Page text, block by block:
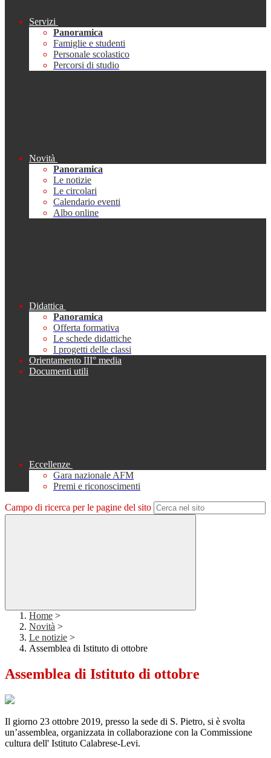
Servizi
Panoramica
Famiglie e studenti
Personale scolastico
Percorsi di studio
Novità
Panoramica
Le notizie
Le circolari
Calendario eventi
Albo online
Didattica
Panoramica
Offerta formativa
Le schede didattiche
I progetti delle classi
Orientamento III° media
Documenti utili
Eccellenze
Gara nazionale AFM
Premi e riconoscimenti
Campo di ricerca per le pagine del sito
Home >
Novità >
Le notizie >
Assemblea di Istituto di ottobre
Assemblea di Istituto di ottobre
Il giorno 23 ottobre 2019, presso la sede di S. Pietro, si è svolta
un’assemblea, organizzata in collaborazione con la Commissione
cultura dell' Istituto Calabrese-Levi.